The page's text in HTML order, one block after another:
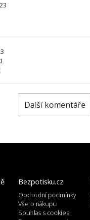
Další komentáře
Bezpotisku.cz
Obchodní podmínky
Vše o nákupu
Souhlas s cookies